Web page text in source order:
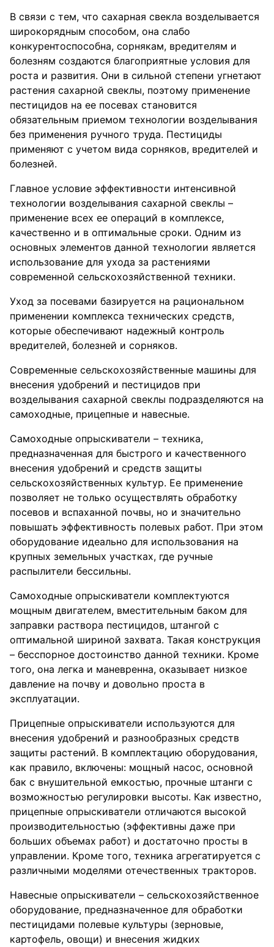
В связи с тем, что сахарная свекла возделывается
широкорядным способом, она слабо
конкурентоспособна, сорнякам, вредителям и
болезням создаются благоприятные условия для
роста и развития. Они в сильной степени угнетают
растения сахарной свеклы, поэтому применение
пестицидов на ее посевах становится
обязательным приемом технологии возделывания
без применения ручного труда. Пестициды
применяют с учетом вида сорняков, вредителей и
болезней.
Главное условие эффективности интенсивной
технологии возделывания сахарной свеклы –
применение всех ее операций в комплексе,
качественно и в оптимальные сроки. Одним из
основных элементов данной технологии является
использование для ухода за растениями
современной сельскохозяйственной техники.
Уход за посевами базируется на рациональном
применении комплекса технических средств,
которые обеспечивают надежный контроль
вредителей, болезней и сорняков.
Современные сельскохозяйственные машины для
внесения удобрений и пестицидов при
возделывания сахарной свеклы подразделяются на
самоходные, прицепные и навесные.
Самоходные опрыскиватели – техника,
предназначенная для быстрого и качественного
внесения удобрений и средств защиты
сельскохозяйственных культур. Ее применение
позволяет не только осуществлять обработку
посевов и вспаханной почвы, но и значительно
повышать эффективность полевых работ. При этом
оборудование идеально для использования на
крупных земельных участках, где ручные
распылители бессильны.
Самоходные опрыскиватели комплектуются
мощным двигателем, вместительным баком для
заправки раствора пестицидов, штангой с
оптимальной шириной захвата. Такая конструкция
– бесспорное достоинство данной техники. Кроме
того, она легка и маневренна, оказывает низкое
давление на почву и довольно проста в
эксплуатации.
Прицепные опрыскиватели используются для
внесения удобрений и разнообразных средств
защиты растений. В комплектацию оборудования,
как правило, включены: мощный насос, основной
бак с внушительной емкостью, прочные штанги с
возможностью регулировки высоты. Как известно,
прицепные опрыскиватели отличаются высокой
производительностью (эффективны даже при
больших объемах работ) и достаточно просты в
управлении. Кроме того, техника агрегатируется с
различными моделями отечественных тракторов.
Навесные опрыскиватели – сельскохозяйственное
оборудование, предназначенное для обработки
пестицидами полевые культуры (зерновые,
картофель, овощи) и внесения жидких